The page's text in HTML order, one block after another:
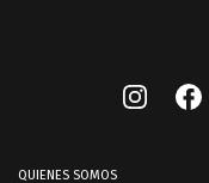
QUIENES SOMOS